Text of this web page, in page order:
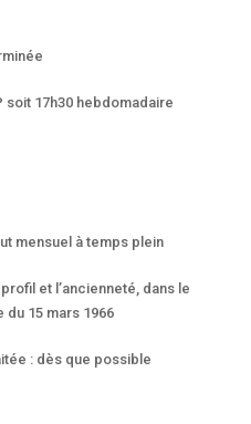
17h30 hebdomadaire
mensuel à temps plein
et l’ancienneté, dans le
15 mars 1966
: dès que possible